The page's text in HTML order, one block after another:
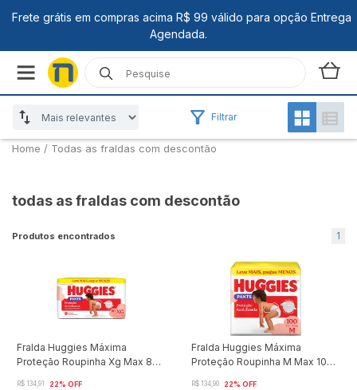
Filtrar
Home / Todas as fraldas com descontão
todas as fraldas com descontão
Produtos encontrados 1
Fralda Huggies Máxima
Proteção Roupinha Xg Max 80
R$ 134,91 22% OFF
Fralda Huggies Máxima
Proteção Roupinha M Max 100
R$ 134,90 22% OFF